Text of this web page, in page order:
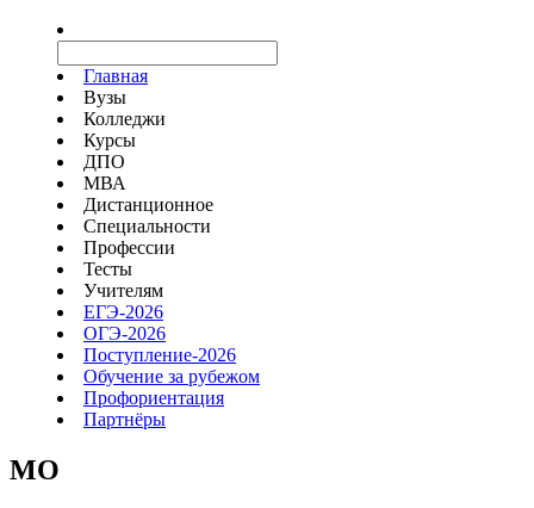
Главная
Вузы
Колледжи
Курсы
ДПО
МВА
Дистанционное
Специальности
Профессии
Тесты
Учителям
ЕГЭ-2026
ОГЭ-2026
Поступление-2026
Обучение за рубежом
Профориентация
Партнёры
MO